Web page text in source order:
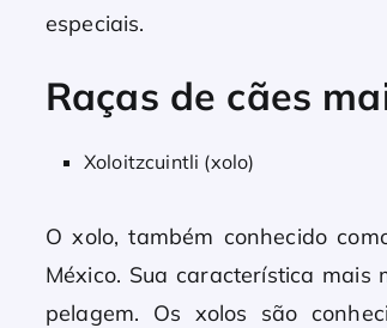
especiais.
Raças de cães
Xoloitzcuintli (xolo)
O xolo, também conhecido
México. Sua característica
pelagem. Os xolos são